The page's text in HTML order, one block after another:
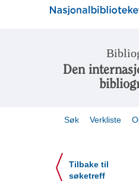
Den
Søk Verkliste
Tilbake til
søketreff